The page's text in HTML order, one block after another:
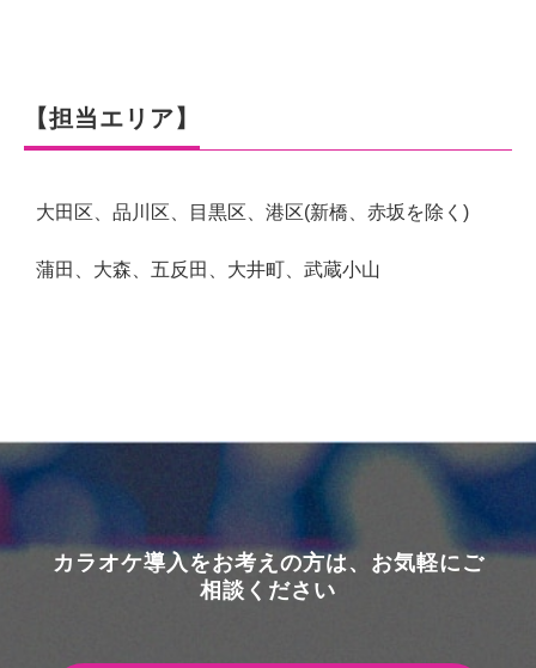
【担当エリア】
大田区、品川区、目黒区、港区(新橋、赤坂を除く)
蒲田、大森、五反田、大井町、武蔵小山
2026年8月13日～8月16日
カラオケ導入以外（家庭用カラオケサービス等）は
お電話受付時間 平日10:00~20:00
折り返し予約
カラオケ導入をお考えの方は、お気軽にご
相談ください